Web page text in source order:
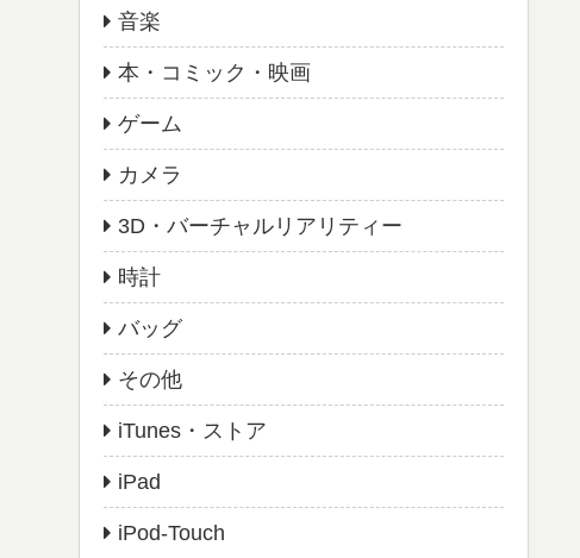
音楽
本・コミック・映画
ゲーム
カメラ
3D・バーチャルリアリティー
時計
バッグ
その他
iTunes・ストア
iPad
iPod-Touch